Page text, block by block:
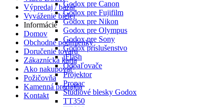
Výpredaj / bazár
Vyváženie bielej
Informácie
Domov
Obchodné podmienky
Doručenie tovaru
Zákaznícka karta
Ako nakupovať
Požičovňa
Kamenná predajňa
Kontakt
Godox pre Canon
Godox pre Fujifilm
Godox pre Nikon
Godox pre Olympus
Godox pre Sony
Godox príslušenstvo
iFlash
Odpaľovače
Projektor
Propac
Štúdiové blesky Godox
TT350